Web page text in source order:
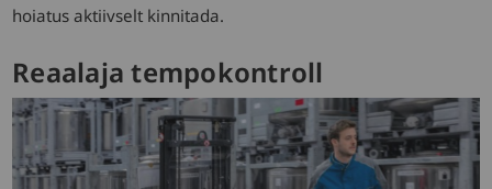
hoiatus aktiivselt kinnitada.
Reaalaja tempokontroll